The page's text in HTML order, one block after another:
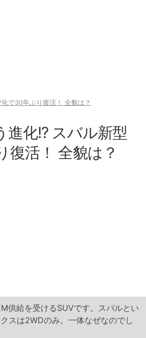
で30年ぶり復活！ 全貌は？
進化!? スバル新型
復活！ 全貌は？
供給を受けるSUVです。スバルとい
スは2WDのみ。一体なぜなのでし